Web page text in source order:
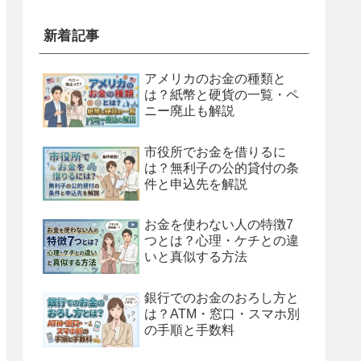
新着記事
アメリカのお金の種類と
は？紙幣と硬貨の一覧・ペ
ニー廃止も解説
市役所でお金を借りるに
は？無利子の公的貸付の条
件と申込先を解説
お金を使わない人の特徴7
つとは？心理・ケチとの違
いと真似する方法
銀行でのお金のおろし方と
は？ATM・窓口・スマホ別
の手順と手数料